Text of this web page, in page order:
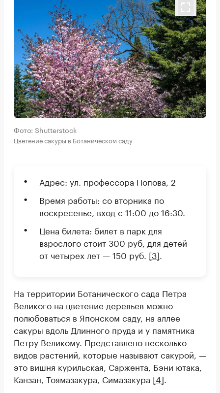
Фото: Shutterstock
Цветение сакуры в Ботаническом саду
Адрес: ул. профессора Попова, 2
Время работы: со вторника по
воскресенье, вход с 11:00 до 16:30.
Цена билета: билет в парк для
взрослого стоит 300 руб, для детей
от четырех лет — 150 руб. [3]
На территории Ботанического сада Петра
Великого на цветение деревьев можно
полюбоваться в Японском саду, на аллее
сакуры вдоль Длинного пруда и у памятника
Петру Великому. Представлено несколько
видов растений, которые называют сакурой, —
это вишня курильская, Саржента, Бэни ютака,
Канзан, Тоямазакура, Симазакура [4]